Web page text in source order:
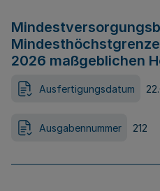
2026 maßgeblichen
Ausfertigungsdatum
Ausgabennummer 212